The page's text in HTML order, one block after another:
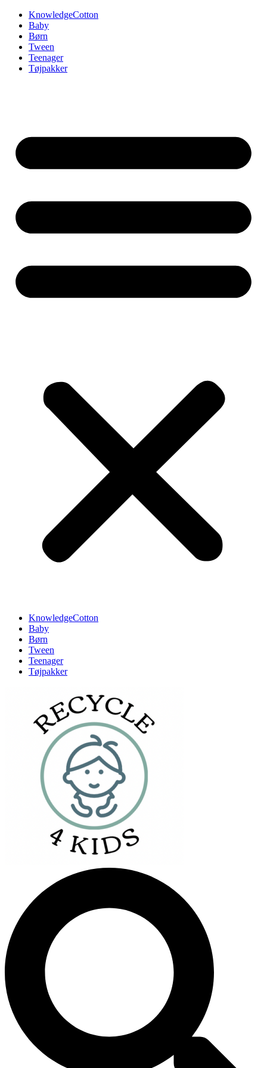
Videre
indhold
KnowledgeCotton
Baby
Børn
Tween
Teenager
Tøjpakker
KnowledgeCotton
Baby
Børn
Tween
Teenager
Tøjpakker